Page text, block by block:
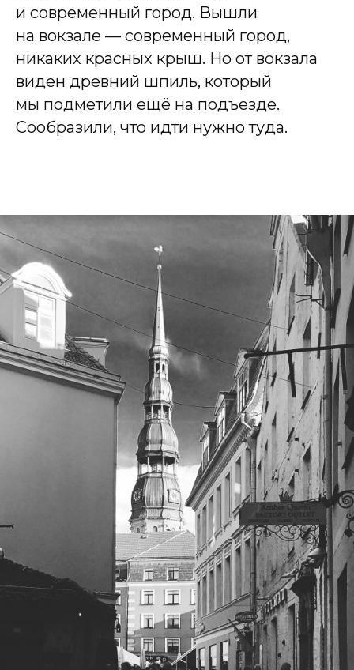
и современный город. Вышли
на вокзале — современный город,
никаких красных крыш. Но от вокзала
виден древний шпиль, который
мы подметили ещё на подъезде.
Сообразили, что идти нужно туда.